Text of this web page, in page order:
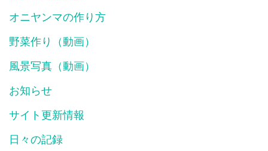
オニヤンマの作り方
野菜作り（動画）
風景写真（動画）
お知らせ
サイト更新情報
日々の記録